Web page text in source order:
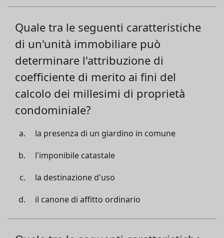
Quale tra le seguenti caratteristiche
di un'unità immobiliare può
determinare l'attribuzione di
coefficiente di merito ai fini del
calcolo dei millesimi di proprietà
condominiale?
la presenza di un giardino in comune
l'imponibile catastale
la destinazione d'uso
il canone di affitto ordinario